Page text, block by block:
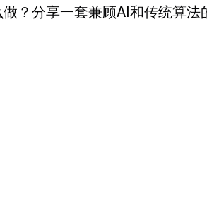
？分享一套兼顾AI和传统算法